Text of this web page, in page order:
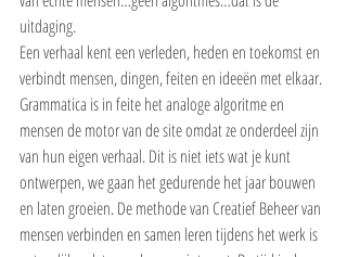
uitdaging.
Een verhaal kent een verleden, heden en toekomst en
verbindt mensen, dingen, feiten en ideeën met elkaar.
Grammatica is in feite het analoge algoritme en
mensen de motor van de site omdat ze onderdeel zijn
van hun eigen verhaal. Dit is niet iets wat je kunt
ontwerpen, we gaan het gedurende het jaar bouwen
en laten groeien. De methode van Creatief Beheer van
mensen verbinden en samen leren tijdens het werk is